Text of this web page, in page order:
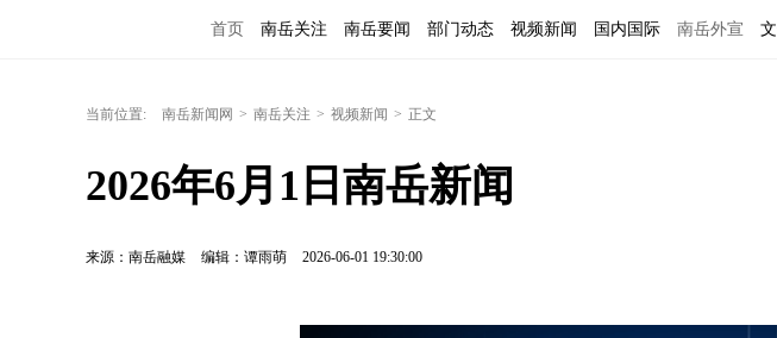
首页 南岳关注 南岳要闻 部门动态 视频新闻 国内国际 南岳外宣
当前位置: 南岳新闻网 > 南岳关注 > 视频新闻 > 正文
2026年6月1日南岳新闻
来源：南岳融媒 编辑：谭雨萌 2026-06-01 19:30:00